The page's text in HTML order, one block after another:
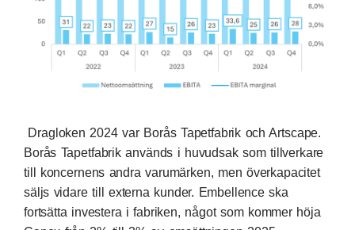
Dragloken 2024 var Borås Tapetfabrik och Artscape.
Borås Tapetfabrik används i huvudsak som tillverkare
till koncernens andra varumärken, men överkapacitet
säljs vidare till externa kunder. Embellence ska
fortsätta investera i fabriken, något som kommer höja